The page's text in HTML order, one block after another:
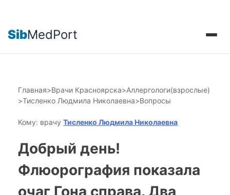
SibMedPort
Главная>Врачи Красноярска>Аллергологи(взрослые)
>Тисленко Людмила Николаевна>Вопросы
Кому: врачу Тисленко Людмила Николаевна
Добрый день!
Флюорография показала
очаг Гона справа. Два